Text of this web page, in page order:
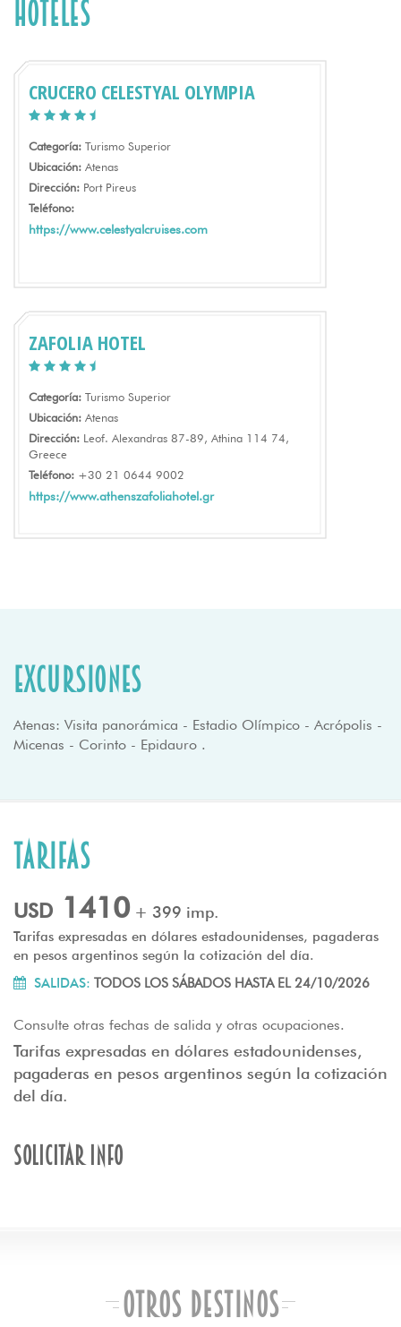
Hoteles
CRUCERO CELESTYAL OLYMPIA
Categoría: Turismo Superior
Ubicación: Atenas
Dirección: Port Pireus
Teléfono:
https://www.celestyalcruises.com
ZAFOLIA HOTEL
Categoría: Turismo Superior
Ubicación: Atenas
Dirección: Leof. Alexandras 87-89, Athina 114 74,
Greece
Teléfono: +30 21 0644 9002
https://www.athenszafoliahotel.gr
Excursiones
Atenas: Visita panorámica - Estadio Olímpico - Acrópolis -
Micenas - Corinto - Epidauro .
Tarifas
USD 1410+ 399 imp.
Tarifas expresadas en dólares estadounidenses, pagaderas
en pesos argentinos según la cotización del día.
SALIDAS: TODOS LOS SÁBADOS HASTA EL 24/10/2026
Consulte otras fechas de salida y otras ocupaciones.
Tarifas expresadas en dólares estadounidenses,
pagaderas en pesos argentinos según la cotización
del día.
Solicitar info
Otros Destinos